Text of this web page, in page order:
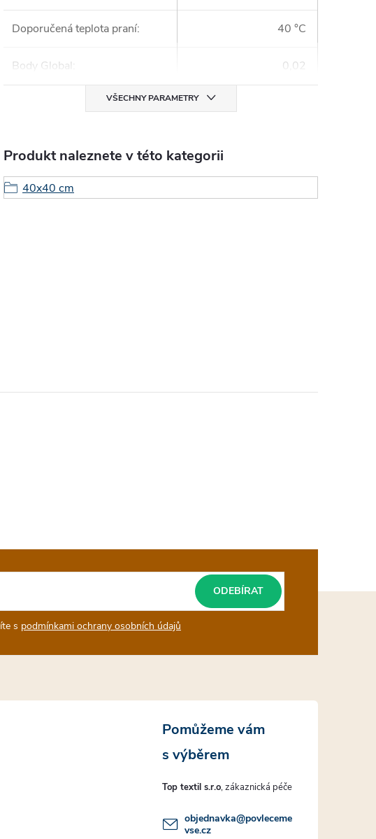
Doporučená teplota praní: 40 °C
Body Global: 0,02
VŠECHNY PARAMETRY
Produkt naleznete v této kategorii
40x40 cm
s podmínkami ochrany osobních údajů
ODEBÍRAT
Top textil s.r.o
objednavka@povleceme
vse.cz